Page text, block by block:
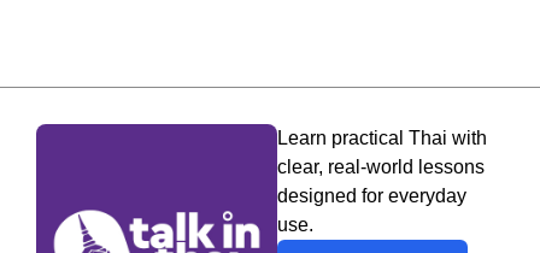
Learn practical Thai with
clear, real-world lessons
designed for everyday
use.